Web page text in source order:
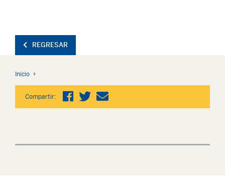
REGRESAR
Inicio
Compartir: